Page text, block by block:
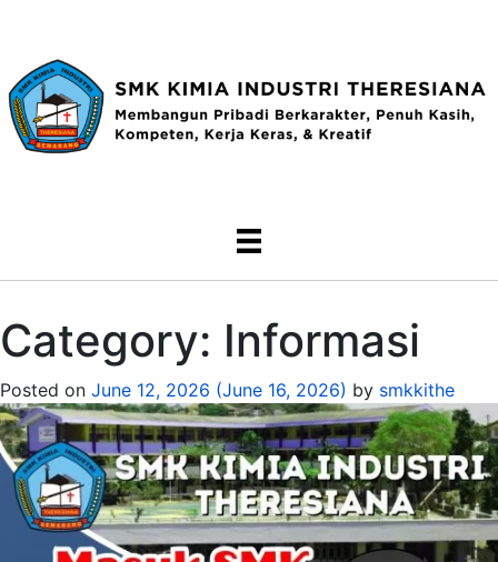
Category: Informasi
Posted on June 12, 2026 (June 16, 2026) by smkkithe